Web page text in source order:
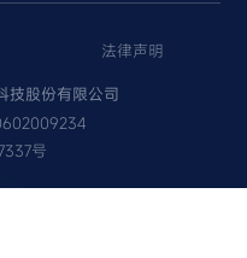
号
股份有限公司
法律声明